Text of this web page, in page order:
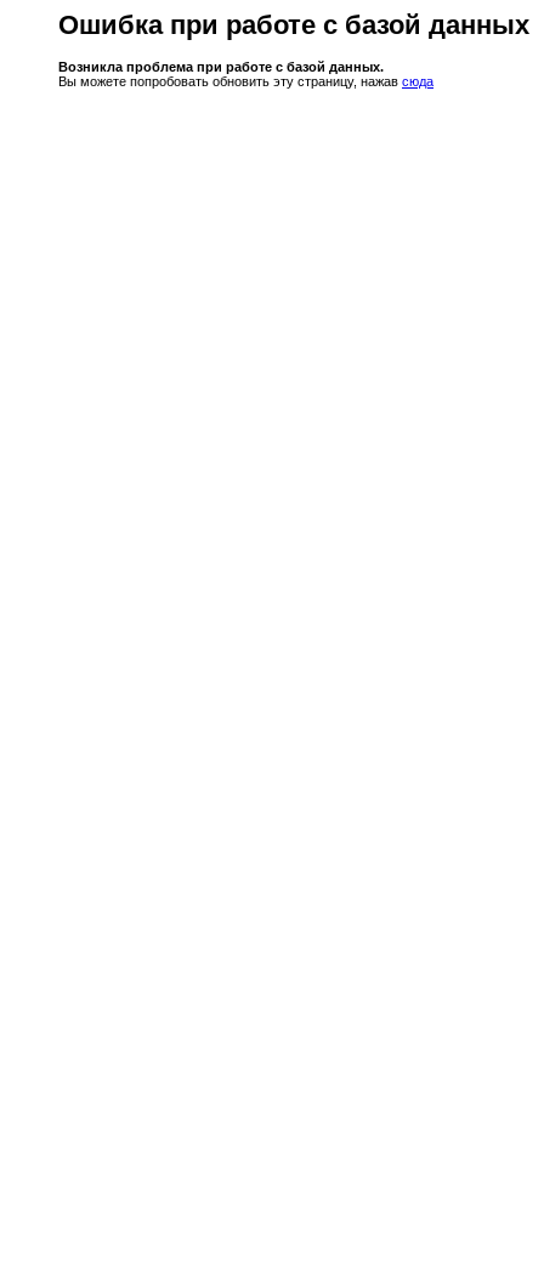
Ошибка при работе с базой данных
Возникла проблема при работе с базой данных.
Вы можете попробовать обновить эту страницу, нажав сюда